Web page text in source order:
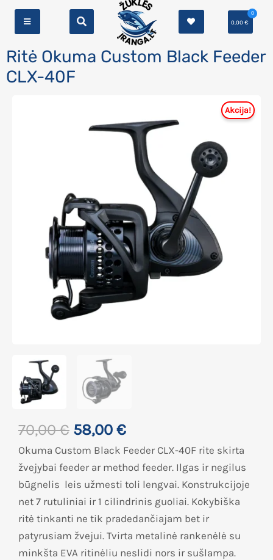
0,00€
0
Ritė Okuma Custom Black Feeder
CLX-40F
70,00€ 58,00 €
Okuma Custom Black Feeder CLX-40F rite skirta
žvejybai feeder ar method feeder. Ilgas ir negilus
būgnelis leis užmesti toli lengvai. Konstrukcijoje
net 7 rutuliniai ir 1 cilindrinis guoliai. Kokybiška
ritė tinkanti ne tik pradedančiajam bet ir
patyrusiam žvejui. Tvirta metalinė rankenėlė su
minkšta EVA ritinėliu neslidi nors ir sušlampa.